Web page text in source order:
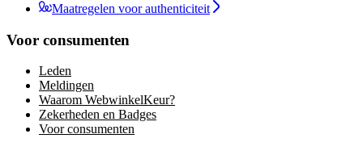
Maatregelen voor authenticiteit
Voor consumenten
Leden
Meldingen
Waarom WebwinkelKeur?
Zekerheden en Badges
Voor consumenten